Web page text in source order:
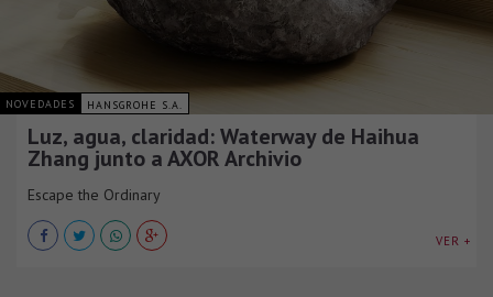
NOVEDADES HANSGROHE S.A.
Luz, agua, claridad: Waterway de Haihua
Zhang junto a AXOR Archivio
Escape the Ordinary
VER +